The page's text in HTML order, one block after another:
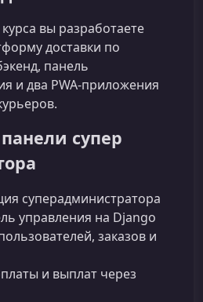
вы разработаете
доставки по
панель
и два PWA‑приложения
супер
суперадминистратора
управления на Django
заказов и
и выплат через